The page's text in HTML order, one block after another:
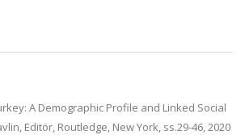
A Demographic Profile and Linked Social
Editör, Routledge, New York, ss.29-46, 2020